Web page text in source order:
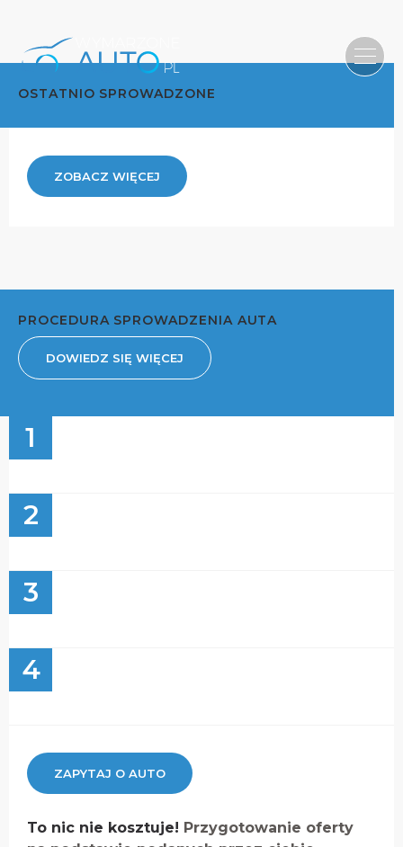
OSTATNIO SPROWADZONE
ZOBACZ WIĘCEJ
PROCEDURA SPROWADZENIA AUTA
DOWIEDZ SIĘ WIĘCEJ
1
2
3
4
ZAPYTAJ O AUTO
To nic nie kosztuje! Przygotowanie oferty